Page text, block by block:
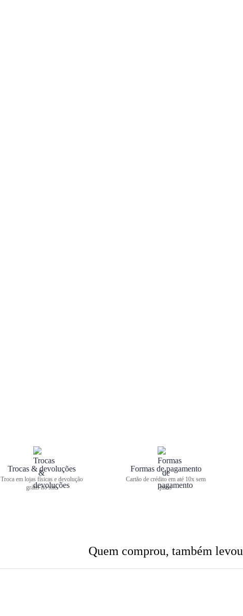
Trocas & devoluções
Troca em lojas físicas e devolução
grátis no site
Formas de pagamento
Cartão de crédito em até 10x sem
juros
Quem comprou, também levou